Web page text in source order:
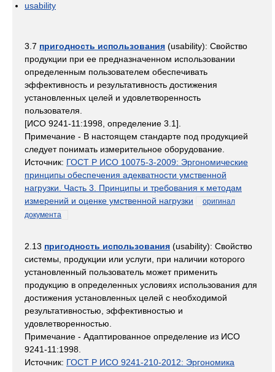
usability
3.7 пригодность использования (usability): Свойство
продукции при ее предназначенном использовании
определенным пользователем обеспечивать
эффективность и результативность достижения
установленных целей и удовлетворенность
пользователя.
[ИСО 9241-11:1998, определение 3.1].
Примечание - В настоящем стандарте под продукцией
следует понимать измерительное оборудование.
Источник: ГОСТ Р ИСО 10075-3-2009: Эргономические
принципы обеспечения адекватности умственной
нагрузки. Часть 3. Принципы и требования к методам
измерений и оценке умственной нагрузки
оригинал
документа
2.13 пригодность использования (usability): Свойство
системы, продукции или услуги, при наличии которого
установленный пользователь может применить
продукцию в определенных условиях использования для
достижения установленных целей с необходимой
результативностью, эффективностью и
удовлетворенностью.
Примечание - Адаптированное определение из ИСО
9241-11:1998.
Источник: ГОСТ Р ИСО 9241-210-2012: Эргономика